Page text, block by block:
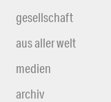
gesellschaft
aus aller welt
medien
archiv